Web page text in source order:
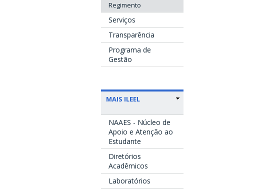
Regimento
Serviços
Transparência
Programa de
Gestão
MAIS ILEEL
NAAES - Núcleo de
Apoio e Atenção ao
Estudante
Diretórios
Acadêmicos
Laboratórios